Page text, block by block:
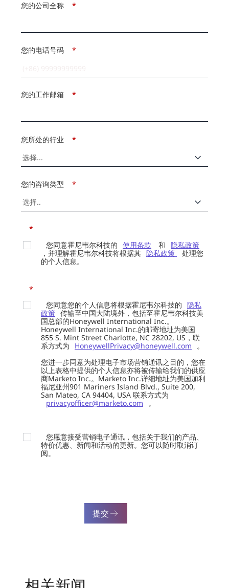
*
您的公司全称
*
您的电话号码
*
您的工作邮箱
*
您所处的行业
*
您的咨询类型
*
您同意霍尼韦尔科技的 使用条款 和 隐私政策
，并理解霍尼韦尔科技将根据其 隐私政策
处理您
的个人信息。
*
您同意您的个人信息将根据霍尼韦尔科技的 隐私
政策 传输至中国大陆境外，包括至霍尼韦尔科技美
国总部的Honeywell International Inc.。
Honeywell International Inc.的邮寄地址为美国
855 S. Mint Street Charlotte, NC 28202, US，联
系方式为
HoneywellPrivacy@honeywell.com
。
您进一步同意为处理电子市场营销通讯之目的，您在
以上表格中提供的个人信息亦将被传输给我们的供应
商Marketo Inc.。Marketo Inc.详细地址为美国加利
福尼亚州901 Mariners Island Blvd., Suite 200,
San Mateo, CA 94404, USA 联系方式为
privacyofficer@marketo.com
。
您愿意接受营销电子通讯，包括关于我们的产品、
特价优惠、新闻和活动的更新。您可以随时取消订
阅。
提交